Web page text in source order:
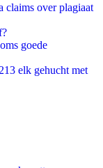
claims over plagiaat
goede
elk gehucht met